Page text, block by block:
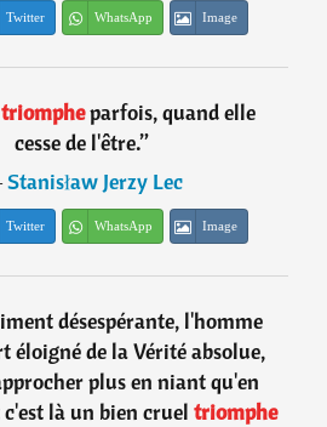
Twitter WhatsApp Image
triompheparfois, quand elle
cesse de l'être.”
Stanisław Jerzy Lec
Twitter WhatsApp Image
désespérante, l'homme
éloigné de la Vérité absolue,
plus en niant qu'en
là un bien crueltriomphe